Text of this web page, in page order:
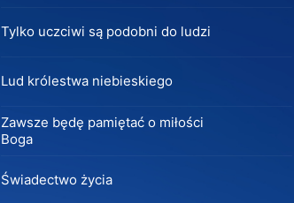
Tylko uczciwi są podobni do ludzi
Lud królestwa niebieskiego
Zawsze będę pamiętać o miłości
Boga
Świadectwo życia